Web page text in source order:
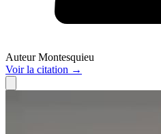
Auteur Montesquieu
Voirla citation →